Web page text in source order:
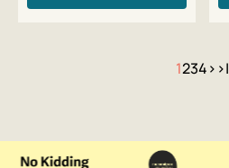
1234> >|